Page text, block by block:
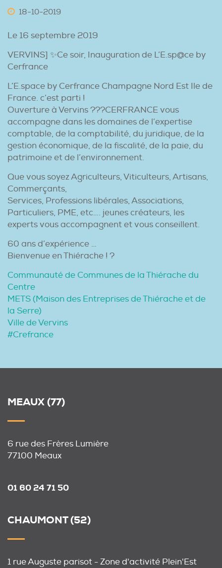
18-10-2019
Le 16 septembre 2019
VERVINS] ✨Ce soir, Inauguration de L’E.sp@ce by
Cerfrance
L’E.space by Cerfrance Champagne Nord Est Ile de
France. c’est parti !
Ouverture à Vervins ???CERFRANCE vous
accompagne dans les domaines de l’expertise
comptable, de la comptabilité, du juridique, de la
gestion économique, de la fiscalité, de la paie, du
patrimoine et de l’environnement.
Que vous soyez Agriculteurs, Viticulteurs, Artisans,
Commerçants,
Services, Professions libérales, Associations,
Particuliers, PME, etc…. jeunes créateurs, les
experts vous accompagnent et vous conseillent.
60 ans d’expérience …
Bienvenue en Thiérache ! ?
Communauté de Communes de la Thiérache du
Centre
METS (Maison des Entreprises de Thiérache et de
la Serre)
Ville de Vervins
#Crefrance
MEAUX (77)
6 rue des Frères Lumière
77100 Meaux
01 60 24 71 50
CHAUMONT (52)
1 rue Auguste parisot - Zone d'activité Plein'Est